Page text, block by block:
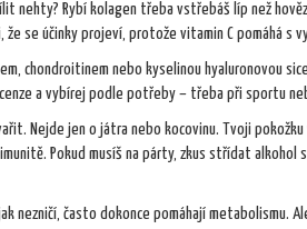
Rybí kolagen třeba vstřebáš líp než
se účinky projeví, protože vitamin C pomáhá s
chondroitinem nebo kyselinou hyaluronovou
a vybírej podle potřeby – třeba při sportu
Nejde jen o játra nebo kocovinu. Tvoji
Pokud musíš na párty, zkus střídat alkohol
nezničí, často dokonce pomáhají metabolismu.